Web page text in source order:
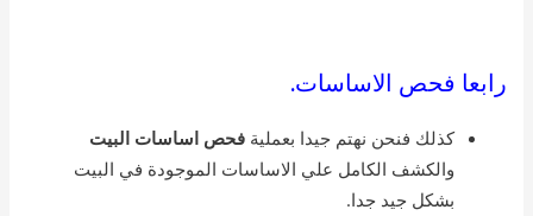
رابعا فحص الاساسات.
كذلك فنحن نهتم جيدا بعمليةفحص اساسات البيت
والكشف الكامل علي الاساسات الموجودة في البيت
بشكل جيد جدا.